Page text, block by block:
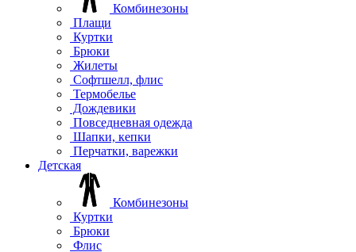
Комбинезоны
Плащи
Куртки
Брюки
Жилеты
Софтшелл, флис
Термобелье
Дождевики
Повседневная одежда
Шапки, кепки
Перчатки, варежки
Детская
Комбинезоны
Куртки
Брюки
Флис